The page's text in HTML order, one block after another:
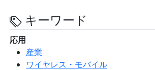
キーワード
応用
産業
ワイヤレス・モバイル